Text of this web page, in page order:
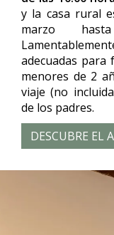
y la casa rural
marzo
adecuadas para
menores de 2
viaje (no
de los padres.
DESCUBRE EL